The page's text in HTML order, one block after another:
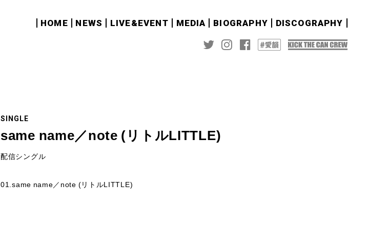
HOME NEWS LIVE&EVENT MEDIA BIOGRAPHY DISCOGRAPHY
SINGLE
same name／note (リトルLITTLE)
配信シングル
01.same name／note (リトルLITTLE)